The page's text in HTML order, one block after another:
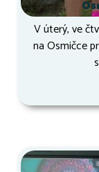
V úterý, ve
na Osmičce